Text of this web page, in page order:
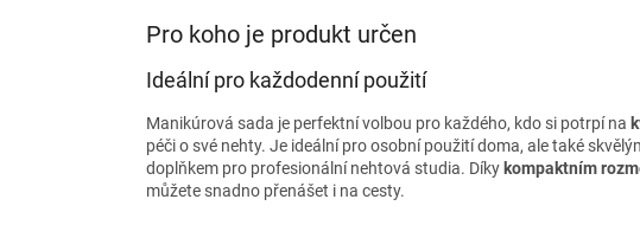
Pro koho je produkt určen
Ideální pro každodenní použití
Manikúrová sada je perfektní volbou pro každého, kdo si potrpí na
péči o své nehty. Je ideální pro osobní použití doma, ale také
doplňkem pro profesionální nehtová studia. Díky kompaktním
můžete snadno přenášet i na cesty.